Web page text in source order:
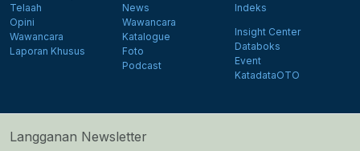
Telaah
Opini
Wawancara
Laporan Khusus
News
Wawancara
Katalogue
Foto
Podcast
Indeks
Insight Center
Databoks
Event
KatadataOTO
Langganan Newsletter